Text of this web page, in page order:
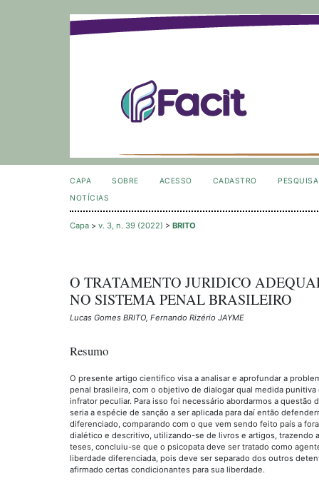
CAPA SOBRE ACESSO CADASTRO
PESQUISA
NOTÍCIAS
Capa > v. 3, n. 39 (2022) > BRITO
O TRATAMENTO JURIDICO
NO SISTEMA PENAL BRASILEIRO
Lucas Gomes BRITO, Fernando Rizério JAYME
Resumo
O presente artigo cientifico visa a analisar e aprofundar a
penal brasileira, com o objetivo de dialogar qual medida
infrator peculiar. Para isso foi necessário abordarmos a questão
seria a espécie de sanção a ser aplicada para daí então
diferenciado, comparando com o que vem sendo feito país a
dialético e descritivo, utilizando-se de livros e artigos, trazendo
teses, concluiu-se que o psicopata deve ser tratado como
liberdade diferenciada, pois deve ser separado dos outros
afirmado certas condicionantes para sua liberdade.